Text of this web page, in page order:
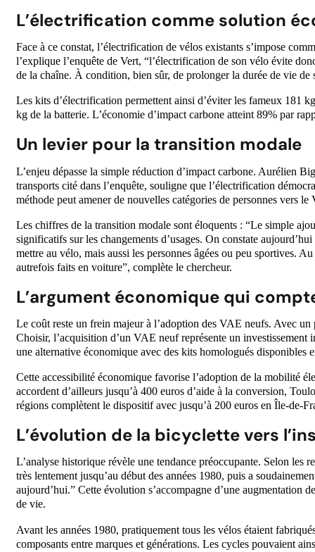
L’électrification comme solution
Face à ce constat, l’électrification de vélos existants s’impose
l’explique l’enquête de Vert, “l’électrification de son vélo évite
de la chaîne. À condition, bien sûr, de prolonger la durée de vie
Les kits d’électrification permettent ainsi d’éviter les fameux 181
kg de la batterie. L’économie d’impact carbone atteint 89% par
Un levier pour la transition modale
L’enjeu dépasse la simple réduction d’impact carbone. Aurélien
transports cité dans l’enquête, souligne que l’électrification
méthode peut amener de nouvelles catégories de personnes vers
Les chiffres de la transition modale sont éloquents : “Le simple
significatifs sur les changements d’usages. On constate
mettre au vélo, mais aussi les personnes âgées ou peu sportives.
autrefois faits en voiture”, complète le chercheur.
L’argument économique qui
Le coût reste un frein majeur à l’adoption des VAE neufs. Avec
Choisir, l’acquisition d’un VAE neuf représente un
une alternative économique avec des kits homologués disponibles
Cette accessibilité économique favorise l’adoption de la mobilité
accordent d’ailleurs jusqu’à 400 euros d’aide à la conversion,
régions complètent le dispositif avec jusqu’à 200 euros en Île-de-
L’évolution de la bicyclette vers
L’analyse historique révèle une tendance préoccupante. Selon
très lentement jusqu’au début des années 1980, puis a
aujourd’hui.” Cette évolution s’accompagne d’une augmentation
de vie.
Avant les années 1980, pratiquement tous les vélos étaient
composants entre marques et générations. Les cycles pouvaient